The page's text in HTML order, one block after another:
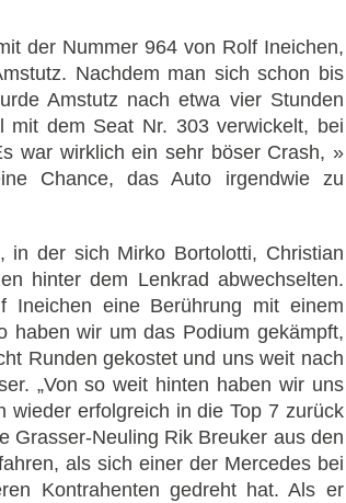
der Nummer 964 von Rolf Ineichen,
Nachdem man sich schon bis
Amstutz nach etwa vier Stunden
mit dem Seat Nr. 303 verwickelt, bei
war wirklich ein sehr böser Crash, »
Chance, das Auto irgendwie zu
der sich Mirko Bortolotti, Christian
hinter dem Lenkrad abwechselten.
Ineichen eine Berührung mit einem
haben wir um das Podium gekämpft,
Runden gekostet und uns weit nach
„Von so weit hinten haben wir uns
erfolgreich in die Top 7 zurück
Grasser-Neuling Rik Breuker aus den
als sich einer der Mercedes bei
Kontrahenten gedreht hat. Als er